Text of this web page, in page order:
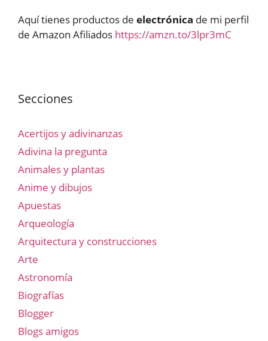
Aquí tienes productos de electrónica de mi perfil
de Amazon Afiliados https://amzn.to/3lpr3mC
Secciones
Acertijos y adivinanzas
Adivina la pregunta
Animales y plantas
Anime y dibujos
Apuestas
Arqueología
Arquitectura y construcciones
Arte
Astronomía
Biografías
Blogger
Blogs amigos